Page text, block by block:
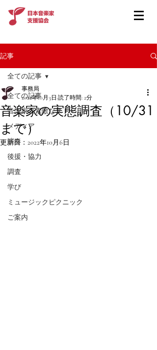
記事
全ての記事
音楽家の素敵なストーリー
メディア
演奏
後援・協力
調査
学び
ミュージックピクニック
ご案内
全ての記事
音楽家の実態調査（10/31
まで）
事務局
2022年10月3日 読了時間: 2分
更新日： 2022年10月6日